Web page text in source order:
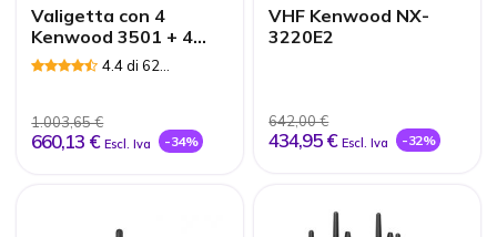
Valigetta con 4
Kenwood 3501 + 4
Micro auricolari
4.4 di 62
1.003,65 €
660,13 € Escl. Iva -34%
VHF Kenwood NX-
3220E2
642,00 €
434,95 € Escl. Iva -32%